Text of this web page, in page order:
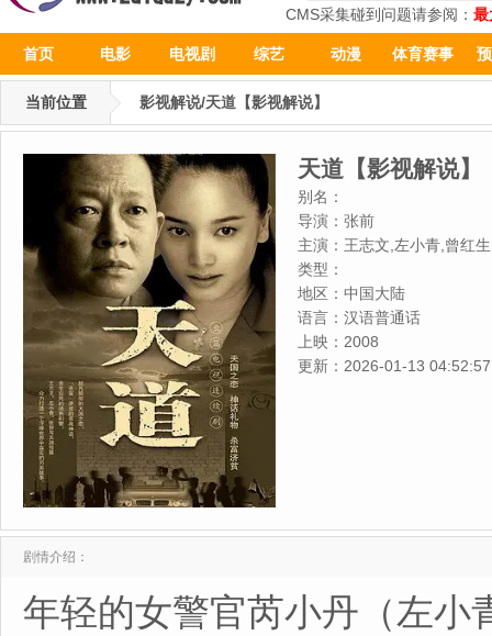
CMS采集碰到问题请参阅： 最
首页 电影 电视剧 综艺 动漫 体育赛事
当前位置 影视解说/天道【影视解说】
天道【影视解说】
别名：
导演： 张前
主演： 王志文,左小青,曾红
杨俊勇,方晓莉,赵会南,张伟,
左金珠,江水,马源,赵广泉,陈
邱云鹤
类型：
地区： 中国大陆
语言： 汉语普通话
上映： 2008
更新： 2026-01-13 04:52:57
剧情介绍：
年轻的女警官芮小丹（左小